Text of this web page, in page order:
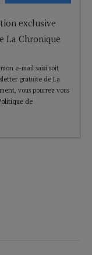
exclusive
La Chronique
e-mail saisi soit
gratuite de La
vous pourrez vous
de